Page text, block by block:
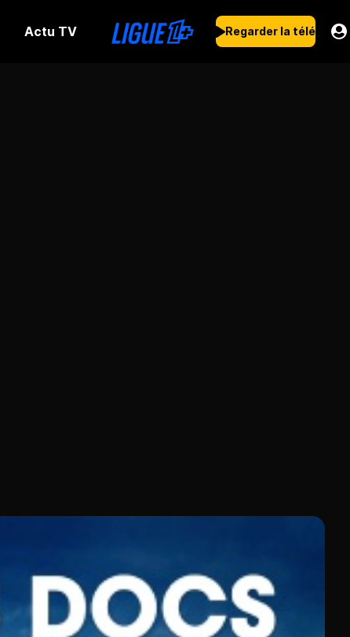
Actu TV Regarder la télé